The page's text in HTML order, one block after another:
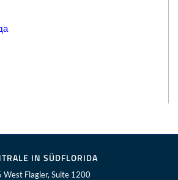
IN SÜDFLORIDA
West Flagler, Suite 1200